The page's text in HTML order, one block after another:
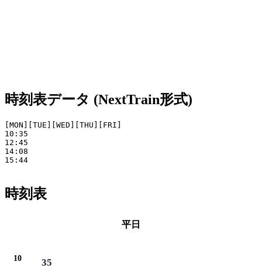
時刻表データ (NextTrain形式)
[MON][TUE][WED][THU][FRI]
10:35
12:45
14:08
15:44
時刻表
平日
10 35